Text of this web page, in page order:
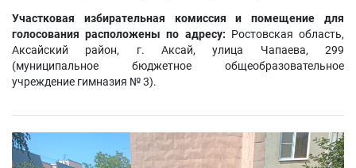
Участковая избирательная комиссия и помещение для
голосования расположены по адресу: Ростовская область,
Аксайский район, г. Аксай, улица Чапаева, 299
(муниципальное бюджетное общеобразовательное
учреждение гимназия № 3).